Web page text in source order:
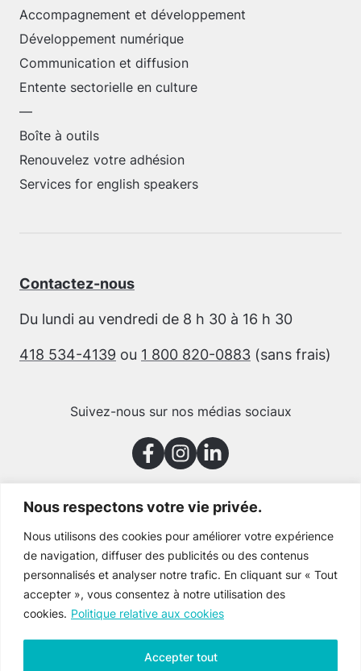
Nous respectons votre vie privée.
Nous utilisons des cookies pour améliorer votre expérience
de navigation, diffuser des publicités ou des contenus
personnalisés et analyser notre trafic. En cliquant sur « Tout
accepter », vous consentez à notre utilisation des
cookies. Politique relative aux cookies
Accepter tout
Accompagnement et développement
Développement numérique
Communication et diffusion
Entente sectorielle en culture
—
Boîte à outils
Renouvelez votre adhésion
Services for english speakers
Contactez-nous
Du lundi au vendredi de 8 h 30 à 16 h 30
418 534-4139 ou 1 800 820-0883 (sans frais)
Suivez-nous sur nos médias sociaux
Merci à nos partenaires